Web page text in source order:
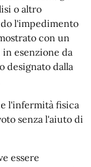
o altro
l'impedimento
con un
esenzione da
designato dalla
l'infermità fisica
senza l'aiuto di
essere